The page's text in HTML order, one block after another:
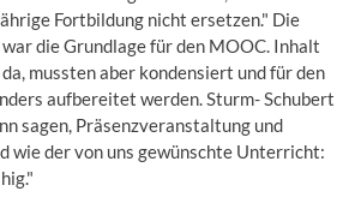
Fortbildung nicht ersetzen." Die
die Grundlage für den MOOC. Inhalt
mussten aber kondensiert und für den
aufbereitet werden. Sturm- Schubert
sagen, Präsenzveranstaltung und
wie der von uns gewünschte Unterricht: